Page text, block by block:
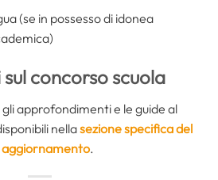
(se in possesso di idonea
concorso scuola
approfondimenti e le guide al
nellasezione specifica del
aggiornamento.